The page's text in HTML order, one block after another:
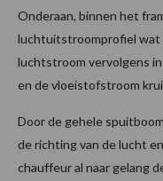
Onderaan, binnen het
luchtuitstroomprofiel
luchtstroom vervolgens
en de vloeistofstroom
Door de gehele
de richting van de lucht
chauffeur al naar gelang